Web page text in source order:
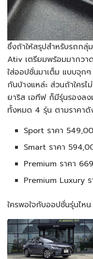
ซึ่งถ้าให้สรุปสำหรับรถก
Ativ เตรียมพร้อมมากว
ใส่ออปชั่นมาเต็ม แบบจุก
กันบ้างแหล่ะ ส่วนถ้าใคร
ยาริส เอทีฟ ก็มีรุ่นรองล
ทั้งหมด 4 รุ่น ตามราคาดั
Sport ราคา
Smart ราคา
Premium ราคา
Premium Luxury
ใครพอใจกับออปชั่นรุ่นไห